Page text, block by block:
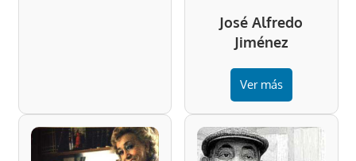
José Alfredo
Jiménez
Ver más